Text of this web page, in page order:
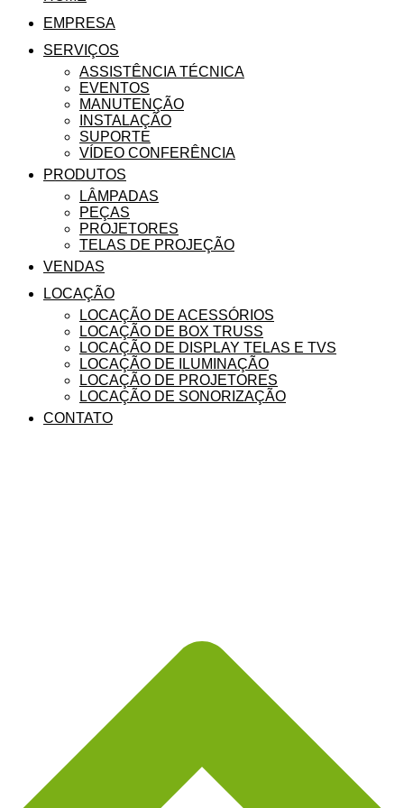
EMPRESA
SERVIÇOS
ASSISTÊNCIA TÉCNICA
EVENTOS
MANUTENÇÃO
INSTALAÇÃO
SUPORTE
VÍDEO CONFERÊNCIA
PRODUTOS
LÂMPADAS
PEÇAS
PROJETORES
TELAS DE PROJEÇÃO
VENDAS
LOCAÇÃO
LOCAÇÃO DE ACESSÓRIOS
LOCAÇÃO DE BOX TRUSS
LOCAÇÃO DE DISPLAY TELAS E TVS
LOCAÇÃO DE ILUMINAÇÃO
LOCAÇÃO DE PROJETORES
LOCAÇÃO DE SONORIZAÇÃO
CONTATO